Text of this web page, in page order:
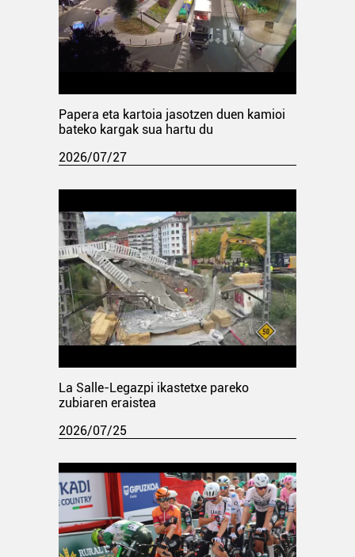
Papera eta kartoia jasotzen duen kamioi
bateko kargak sua hartu du
2026/07/27
La Salle-Legazpi ikastetxe pareko
zubiaren eraistea
2026/07/25